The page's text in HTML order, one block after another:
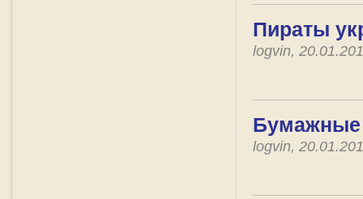
Пираты
logvin,
Бумажные
logvin,